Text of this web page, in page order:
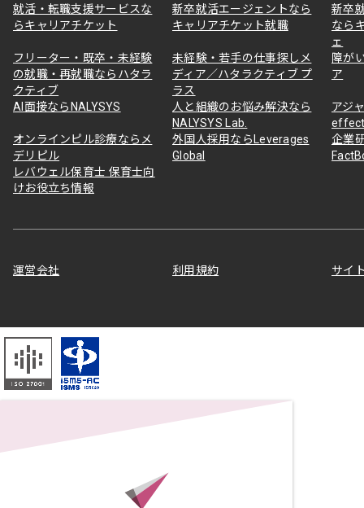
就活・転職支援サービスな
らキャリアチケット
新卒就活エージェントなら
キャリアチケット就職
新卒
なら
ェ
フリーター・既卒・未経験
の就職・再就職ならハタラ
クティブ
未経験・若手の仕事探しメ
ディア／ハタラクティブ プ
ラス
障が
ア
AI面接ならNALYSYS
人と組織のお悩み解決なら
NALYSYS Lab.
アジ
オンラインピル診療ならメ
デリピル
外国人採用ならLeverages
Global
企業
レバウェル保育士 保育士向
けお役立ち情報
運営会社 利用規約 サイ